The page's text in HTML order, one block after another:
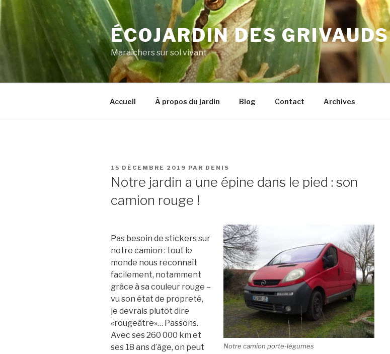
Aller
contenu
ÉCOJARDIN DES GRIVAUDS
Maraîchers sur sol vivant
Accueil À propos du jardin Blog Contact Archives
PUBLIÉ
15 DÉCEMBRE 2019 PAR DENIS
Notre jardin a une épine dans le pied : son
camion rouge !
Notre camion porte-légumes
Pas besoin de stickers sur
notre camion : tout le
monde nous reconnaît
facilement, notamment
grâce à sa couleur rouge –
vu son état de propreté,
je devrais plutôt dire
«rougeâtre»… Passons.
Avec ses 260 000 km et
ses 18 ans d’âge, on peut